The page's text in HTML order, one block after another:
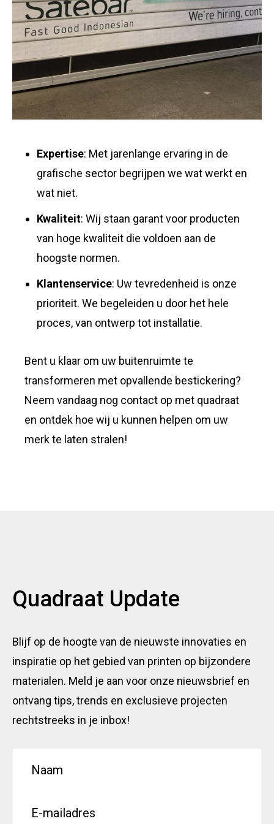
Expertise: Met jarenlange ervaring in de
grafische sector begrijpen we wat werkt en
wat niet.
Kwaliteit: Wij staan garant voor producten
van hoge kwaliteit die voldoen aan de
hoogste normen.
Klantenservice: Uw tevredenheid is onze
prioriteit. We begeleiden u door het hele
proces, van ontwerp tot installatie.
Bent u klaar om uw buitenruimte te
transformeren met opvallende bestickering?
Neem vandaag nog contact op met quadraat
en ontdek hoe wij u kunnen helpen om uw
merk te laten stralen!
Quadraat Update
Blijf op de hoogte van de nieuwste innovaties en
inspiratie op het gebied van printen op bijzondere
materialen. Meld je aan voor onze nieuwsbrief en
ontvang tips, trends en exclusieve projecten
rechtstreeks in je inbox!